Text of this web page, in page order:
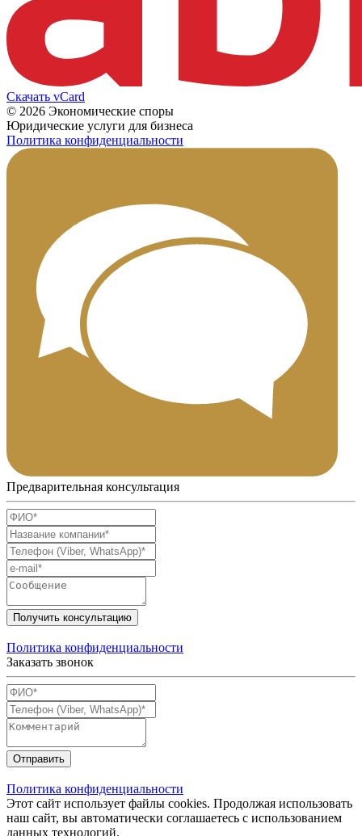
Скачать vCard
© 2026 Экономические споры
Юридические услуги для бизнеса
Политика конфиденциальности
Предварительная консультация
Получить консультацию
Политика конфиденциальности
Заказать звонок
Отправить
Политика конфиденциальности
Этот сайт использует файлы cookies. Продолжая использовать
наш сайт, вы автоматически соглашаетесь с использованием
данных технологий.